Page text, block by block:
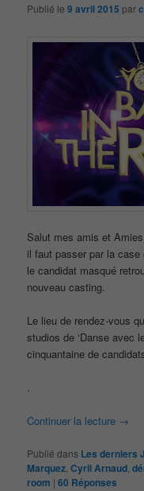
Publié le9 avril 2015 par
Salut mes amis et
il faut passer par la case
le candidat masqué
nouveau casting.
Le lieu de rendez-vous
studios de ‘Danse avec
cinquantaine de
.
Continuer la lecture →
Publié dans Les derniers
Marquez ,Cyril Arnaud ,
room |60 Réponses